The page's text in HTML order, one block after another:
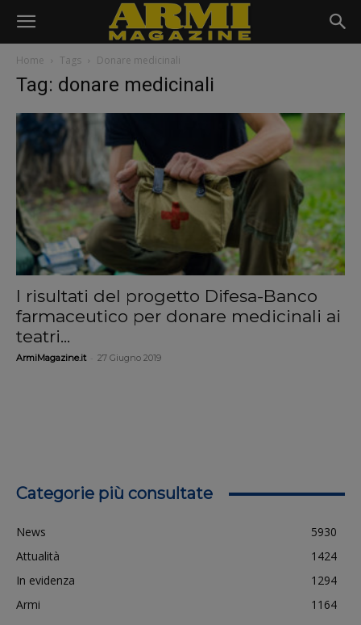
Home Tags Donare medicinali
Tag: donare medicinali
I risultati del progetto Difesa-Banco
farmaceutico per donare medicinali ai
teatri...
ArmiMagazine.it 27 Giugno 2019
Categorie più consultate
News
5930
Attualità
1424
In evidenza
1294
Armi
1164